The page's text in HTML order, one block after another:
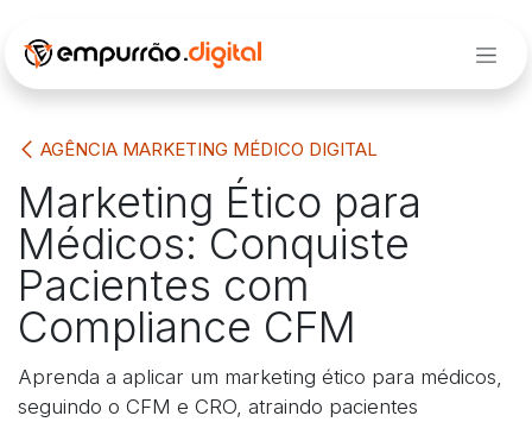
AGÊNCIA MARKETING MÉDICO DIGITAL
Marketing Ético para
Médicos: Conquiste
Pacientes com
Compliance CFM
Aprenda a aplicar um marketing ético para médicos,
seguindo o CFM e CRO, atraindo pacientes